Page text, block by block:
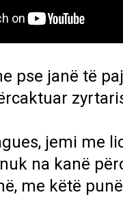
pse janë të
jemi me
na kanë
me këtë